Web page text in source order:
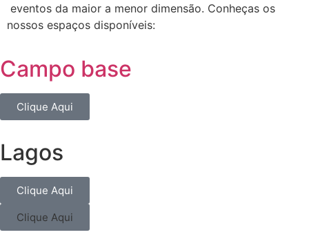
eventos da maior a menor dimensão. Conheças os
nossos espaços disponíveis:
Campo base
Clique Aqui
Lagos
Clique Aqui
Clique Aqui